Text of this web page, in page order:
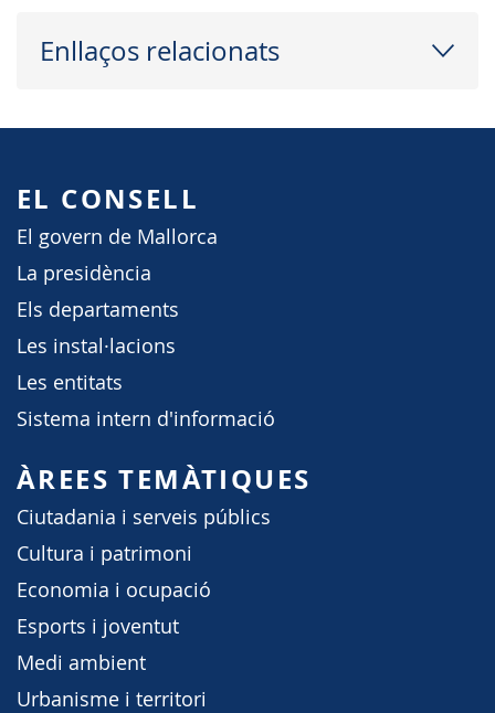
Enllaços relacionats
EL CONSELL
El govern de Mallorca
La presidència
Els departaments
Les instal·lacions
Les entitats
Sistema intern d'informació
ÀREES TEMÀTIQUES
Ciutadania i serveis públics
Cultura i patrimoni
Economia i ocupació
Esports i joventut
Medi ambient
Urbanisme i territori